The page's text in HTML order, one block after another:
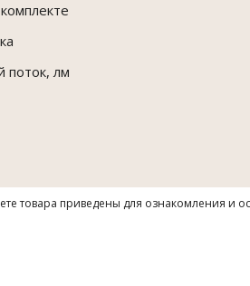
поток, лм
товара приведены для ознакомления